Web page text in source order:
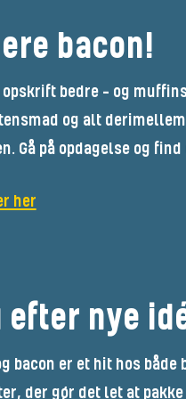
bacon!
bedre – og
og alt
Gå på opdagelse og
her
efter nye
bacon er et hit hos
der gør det let at